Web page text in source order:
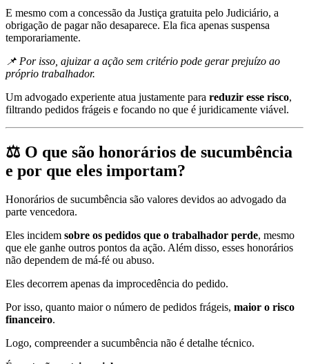
E mesmo com a concessão da Justiça gratuita pelo Judiciário, a
obrigação de pagar não desaparece. Ela fica apenas suspensa
temporariamente.
📌 Por isso, ajuizar a ação sem critério pode gerar prejuízo ao
próprio trabalhador.
Um advogado experiente atua justamente para reduzir esse risco,
filtrando pedidos frágeis e focando no que é juridicamente viável.
⚖️ O que são honorários de sucumbência
e por que eles importam?
Honorários de sucumbência são valores devidos ao advogado da
parte vencedora.
Eles incidem sobre os pedidos que o trabalhador perde, mesmo
que ele ganhe outros pontos da ação. Além disso, esses honorários
não dependem de má-fé ou abuso.
Eles decorrem apenas da improcedência do pedido.
Por isso, quanto maior o número de pedidos frágeis, maior o risco
financeiro.
Logo, compreender a sucumbência não é detalhe técnico.